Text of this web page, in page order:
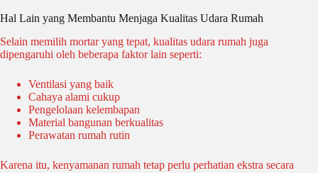
Hal Lain yang Membantu Menjaga Kualitas Udara Rumah
Selain memilih mortar yang tepat, kualitas udara rumah juga
dipengaruhi oleh beberapa faktor lain seperti:
Ventilasi yang baik
Cahaya alami cukup
Pengelolaan kelembapan
Material bangunan berkualitas
Perawatan rumah rutin
Karena itu, kenyamanan rumah tetap perlu perhatian ekstra secara